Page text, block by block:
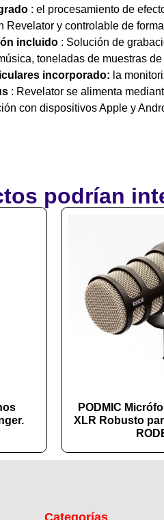
: el procesamiento de
Revelator y controlable de
incluido : Solución de
toneladas de muestras
incorporado: la
: Revelator se alimenta
con dispositivos Apple y
podrían
PODMIC
XLR Robusto